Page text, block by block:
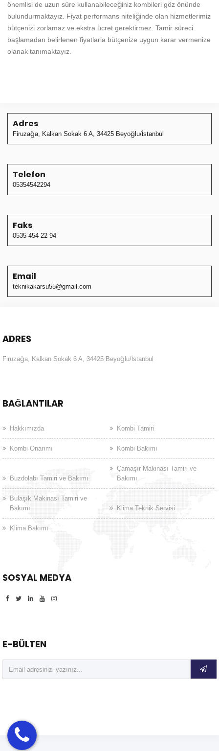
önemlisi de uzun süre kullanabileceğiniz kombileri göz önünde
bulundurmaktayız. Fiyat performans niteliğinde olan hizmetlerimiz
bütçenizi zorlamaz ve ekstra ücret gerektirmez. Tamir süreci
başlamadan belirlenen fiyatlarla bütçenize uygun karar vermenize
olanak tanımaktayız.
Adres
Firuzağa, Kalkan Sokak 6 A, 34425 Beyoğlu/İstanbul
Telefon
05354542294
Faks
0535 454 22 94
Email
teknikakarsu55@gmail.com
ADRES
Firuzağa, Kalkan Sokak 6 A, 34425 Beyoğlu/İstanbul
BAĞLANTILAR
Hakkımızda Kombi Tamiri
Kombi Onarımı Kombi Bakımı
Buzdolabı Tamiri ve Bakımı
Çamaşır Makinası Tamiri ve
Bakımı
Bulaşık Makinası Tamiri ve
Bakımı
Klima Teknik Servisi
Klima Bakımı
SOSYAL MEDYA
E-BÜLTEN